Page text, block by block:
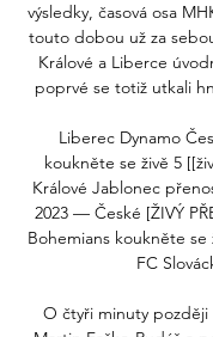
výsledky, časová osa
touto dobou už za
Králové a Liberce
poprvé se totiž utkali
Liberec Dynamo
koukněte se živě 5
Králové Jablonec
2023 — České [ŽIVÝ
Bohemians koukněte se
FC
O čtyři minuty později